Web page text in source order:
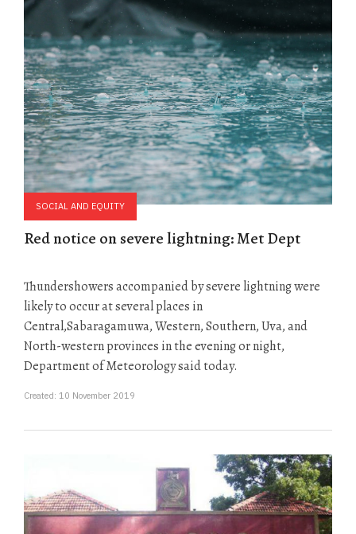
SOCIAL AND EQUITY
Red notice on severe lightning: Met Dept
Thundershowers accompanied by severe lightning were
likely to occur at several places in
Central,Sabaragamuwa, Western, Southern, Uva, and
North-western provinces in the evening or night,
Department of Meteorology said today.
Created: 10 November 2019